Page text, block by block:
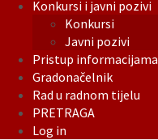
Konkursi i javni pozivi
Konkursi
Javni pozivi
Pristup informacijama
Gradonačelnik
Rad u radnom tijelu
PRETRAGA
Log in